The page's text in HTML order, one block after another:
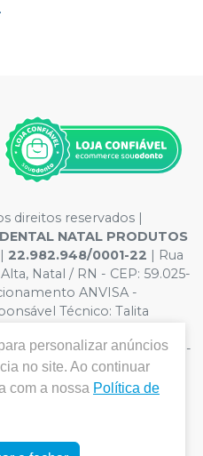
direitos reservados |
DENTAL NATAL PRODUTOS
| 22.982.948/0001-22 | Rua
Natal / RN - CEP: 59.025-
ANVISA -
Técnico: Talita
meramente ilustrativas -
virtual estão sujeitos a
de preços no site, o
de Compra. Não vendemos
volumes pelo site.
personalizar anúncios
no site. Ao continuar
com a nossa Política de